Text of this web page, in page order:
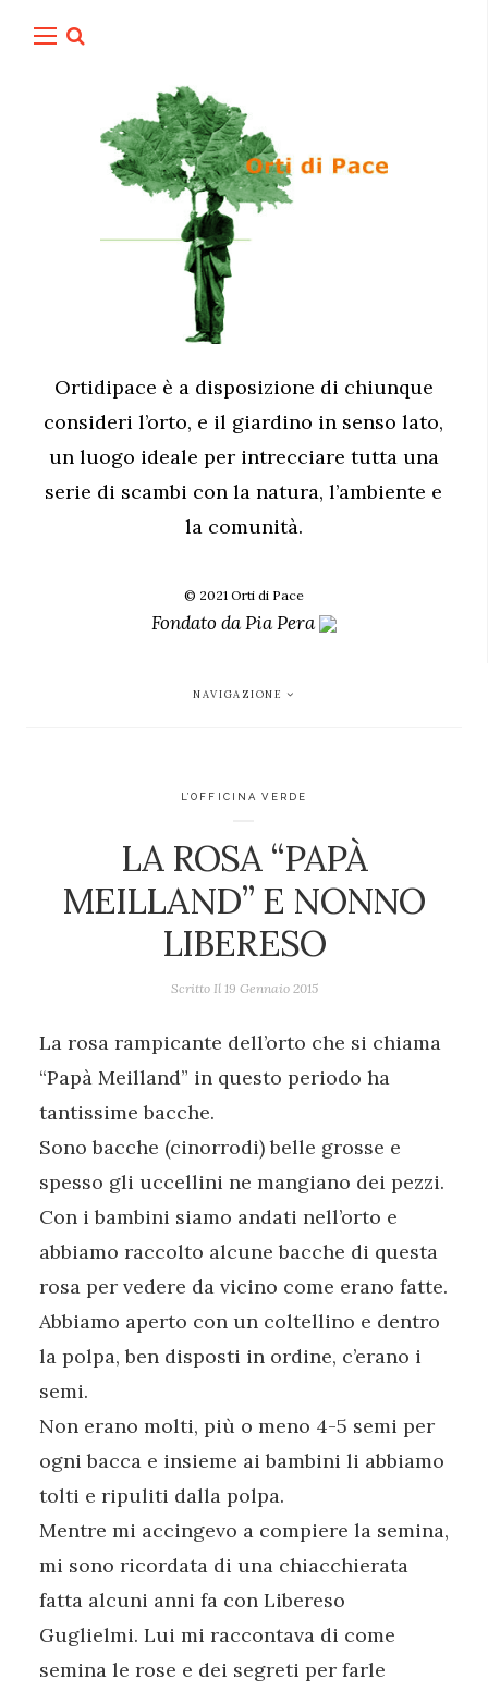
Ortidipace è a disposizione di chiunque
consideri l’orto, e il giardino in senso lato,
un luogo ideale per intrecciare tutta una
serie di scambi con la natura, l’ambiente e
la comunità.
© 2021 Orti di Pace
Fondato daPia Pera
NAVIGAZIONE
L’OFFICINA VERDE
LA ROSA “PAPÀ
MEILLAND” E NONNO
LIBERESO
Scritto Il 19 Gennaio 2015
La rosa rampicante dell’orto che si chiama
“Papà Meilland” in questo periodo ha
tantissime bacche.
Sono bacche (cinorrodi) belle grosse e
spesso gli uccellini ne mangiano dei pezzi.
Con i bambini siamo andati nell’orto e
abbiamo raccolto alcune bacche di questa
rosa per vedere da vicino come erano fatte.
Abbiamo aperto con un coltellino e dentro
la polpa, ben disposti in ordine, c’erano i
semi.
Non erano molti, più o meno 4-5 semi per
ogni bacca e insieme ai bambini li abbiamo
tolti e ripuliti dalla polpa.
Mentre mi accingevo a compiere la semina,
mi sono ricordata di una chiacchierata
fatta alcuni anni fa con Libereso
Guglielmi. Lui mi raccontava di come
semina le rose e dei segreti per farle